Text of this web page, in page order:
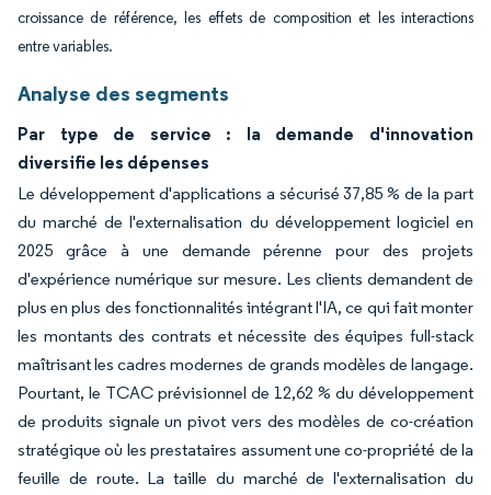
croissance de référence, les effets de composition et les interactions
entre variables.
Analyse des segments
Par type de service : la demande d'innovation
diversifie les dépenses
Le développement d'applications a sécurisé 37,85 % de la part
du marché de l'externalisation du développement logiciel en
2025 grâce à une demande pérenne pour des projets
d'expérience numérique sur mesure. Les clients demandent de
plus en plus des fonctionnalités intégrant l'IA, ce qui fait monter
les montants des contrats et nécessite des équipes full-stack
maîtrisant les cadres modernes de grands modèles de langage.
Pourtant, le TCAC prévisionnel de 12,62 % du développement
de produits signale un pivot vers des modèles de co-création
stratégique où les prestataires assument une co-propriété de la
feuille de route. La taille du marché de l'externalisation du